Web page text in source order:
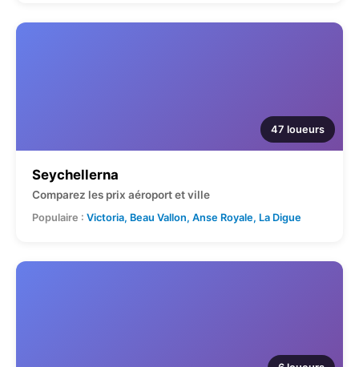
47 loueurs
Seychellerna
Comparez les prix aéroport et ville
Populaire : Victoria, Beau Vallon, Anse Royale, La Digue